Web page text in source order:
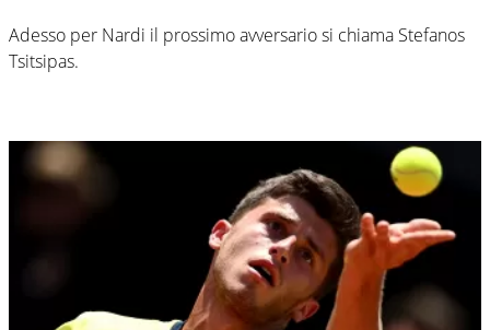
Adesso per Nardi il prossimo avversario si chiama Stefanos
Tsitsipas.